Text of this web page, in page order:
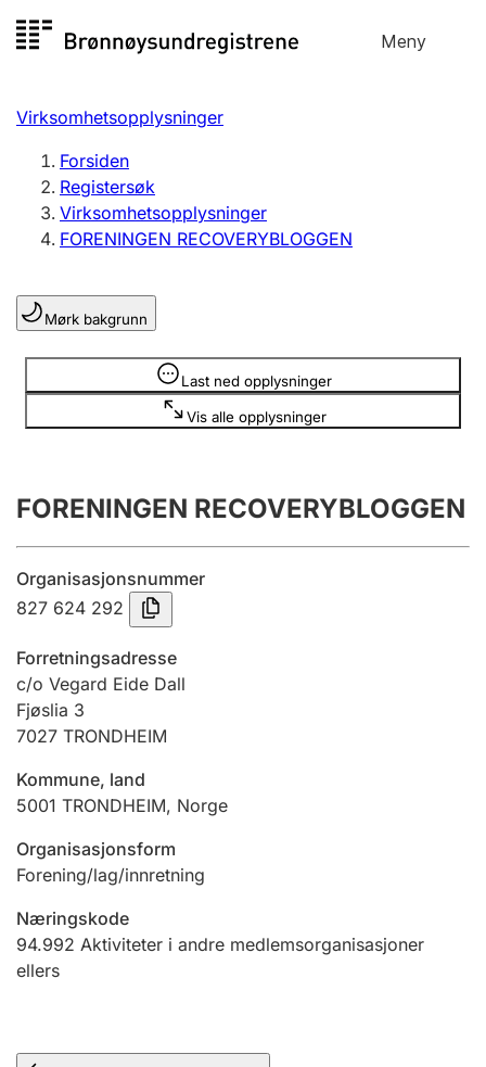
til
Meny
Registersøk
Aksjeselskap
Enkeltpersonforetak
Registrere, endre, slette
Lag og forening
Registrere, endre, slette
Årsregnskap
Innsending og forsinkelsesgebyr
Jeger
Betaling og jegeravgiftskort
Ektepaktveileder
Virksomhetsopplysninger
Forsiden
Registersøk
Virksomhetsopplysninger
FORENINGEN RECOVERYBLOGGEN
Mørk bakgrunn
Last ned opplysninger
Vis alle opplysninger
Opplysninger er skjult
FORENINGEN RECOVERYBLOGGEN
Organisasjonsnummer
827 624 292
Forretningsadresse
c/o Vegard Eide Dall
Fjøslia 3
7027 TRONDHEIM
Kommune, land
5001 TRONDHEIM, Norge
Organisasjonsform
Forening/lag/innretning
Næringskode
94.992 Aktiviteter i andre medlemsorganisasjoner
ellers